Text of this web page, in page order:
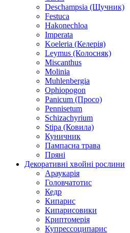
Deschampsia (Щучник)
Festuca
Hakonechloa
Imperata
Koeleria (Келерія)
Leymus (Колосняк)
Miscanthus
Molinia
Muhlenbergia
Ophiopogon
Panicum (Просо)
Pennisetum
Schizachyrium
Stipa (Ковила)
Куничник
Пампасна трава
Пряні
Декоративні хвойні рослини
Араукарія
Головчатотис
Кедр
Кипарис
Кипарисовики
Криптомерія
Купрессоципарис